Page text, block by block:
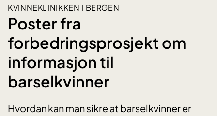
KVINNEKLINIKKEN I BERGEN
Poster fra
forbedringsprosjekt om
informasjon til
barselkvinner
Hvordan kan man sikre at barselkvinner er